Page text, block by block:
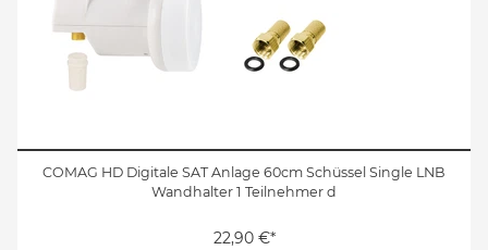
COMAG HD Digitale SAT Anlage 60cm Schüssel Single LNB
Wandhalter 1 Teilnehmer d
22,90 €*